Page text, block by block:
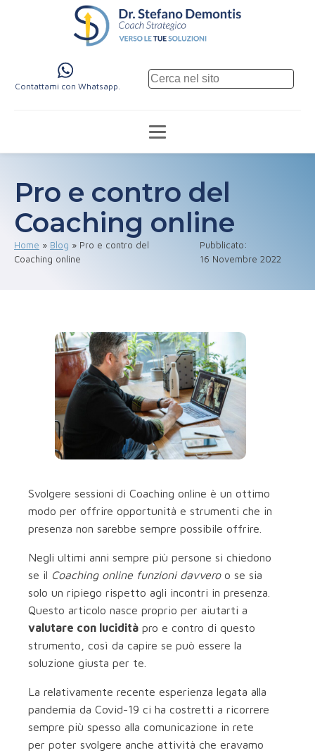
Contattami con Whatsapp.
Pro e contro del
Coaching online
Home » Blog » Pro e contro del
Coaching online
Pubblicato:
16 Novembre 2022
Svolgere sessioni di Coaching online è un ottimo
modo per offrire opportunità e strumenti che in
presenza non sarebbe sempre possibile offrire.
Negli ultimi anni sempre più persone si chiedono
se il Coaching online funzioni davveroo se sia
solo un ripiego rispetto agli incontri in presenza.
Questo articolo nasce proprio per aiutarti a
valutare con lucidità pro e contro di questo
strumento, così da capire se può essere la
soluzione giusta per te.
La relativamente recente esperienza legata alla
pandemia da Covid-19 ci ha costretti a ricorrere
sempre più spesso alla comunicazione in rete
per poter svolgere anche attività che eravamo